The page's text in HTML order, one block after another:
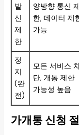
발
신
제
한
양방향 통신 제
한, 데이터 제
가능
정
지
(완
전)
모든 서비스
단, 개통 제한
가능성 높음
가개통 신청